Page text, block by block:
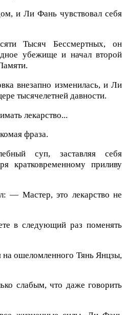
и Ли Фань чувствовал себя
Тысяч Бессмертных, он
убежище и начал второй
внезапно изменилась, и Ли
тысячелетней давности.
лекарство...
фраза.
суп, заставляя себя
кратковременному приливу
— Мастер, это лекарство не
в следующий раз поменять
ошеломленного Тянь Янцзы,
слабым, что даже говорить